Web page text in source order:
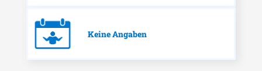
Keine Angaben